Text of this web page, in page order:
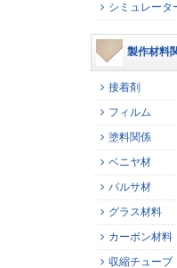
シミュレータ
製作材料
接着剤
フィルム
塗料関係
ベニヤ材
バルサ材
グラス材料
カーボン材料
収縮チューブ